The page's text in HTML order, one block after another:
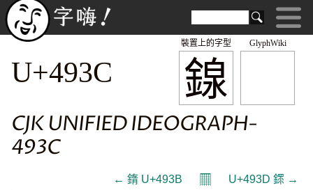
GlyphWiki
䤼
裝置上的字型
U+493C
CJK UNIFIED IDEOGRAPH-
493C
← 䤻 U+493B 𝄜 U+493D 䤽 →